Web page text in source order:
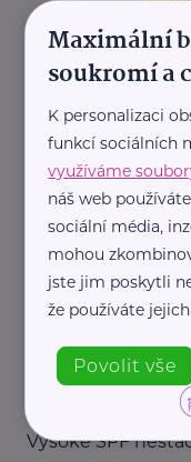
Další články
Vysoké SPF
Maximální
soukromí a
K personalizaci
funkcí sociálních
využíváme
náš web
sociální média,
mohou
jste jim poskytli
že používáte
Povolit vše